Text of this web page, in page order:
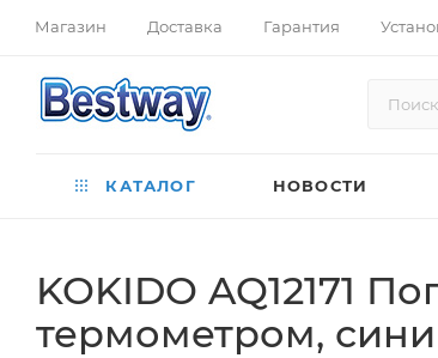
Магазин Доставка Гарантия
КАТАЛОГ НОВОСТИ
KOKIDO AQ12171
термометром,